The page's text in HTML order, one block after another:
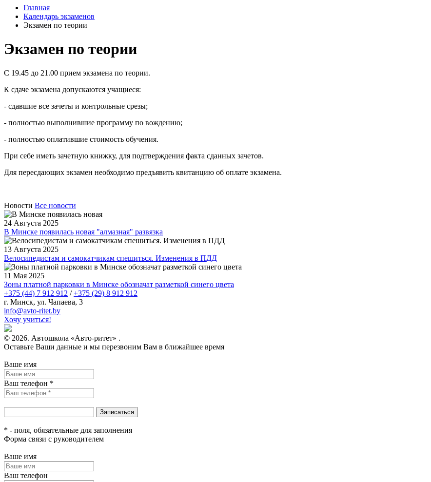
Главная
Календарь экзаменов
Экзамен по теории
Экзамен по теории
С 19.45 до 21.00 прием экзамена по теории.
К сдаче экзамена допускаются учащиеся:
- сдавшие все зачеты и контрольные срезы;
- полностью выполнившие программу по вождению;
- полностью оплатившие стоимость обучения.
При себе иметь зачетную книжку, для подтверждения факта сданных зачетов.
Для пересдающих экзамен необходимо предъявить квитанцию об оплате экзамена.
Новости Все новости
24 Августа 2025
В Минске появилась новая "алмазная" развязка
13 Августа 2025
Велосипедистам и самокатчикам спешиться. Изменения в ПДД
11 Мая 2025
Зоны платной парковки в Минске обозначат разметкой синего цвета
+375 (44) 7 912 912 /+375 (29) 8 912 912
г. Минск, ул. Чапаева, 3
infо@avtо-ritеt.by
Хочу учиться!
© 2026. Автошкола «Авто-ритет» .
Оставьте Ваши данные и мы перезвоним Вам в ближайшее время
Ваше имя
Ваш телефон *
* - поля, обязательные для заполнения
Форма связи с руководителем
Ваше имя
Ваш телефон